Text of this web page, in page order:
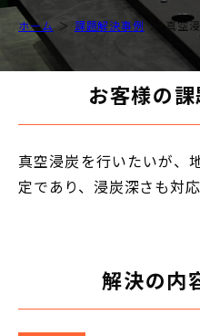
ホーム 課題解決事例 真空
お客様の課
真空浸炭を行いたいが、
定であり、浸炭深さも対
解決の内